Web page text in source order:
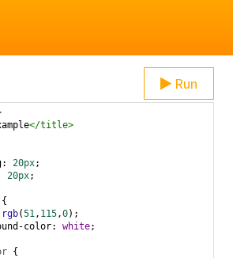
Run
</title>
: 20px;
20px;
{
rgb(51, 115,0);
color: white;
{